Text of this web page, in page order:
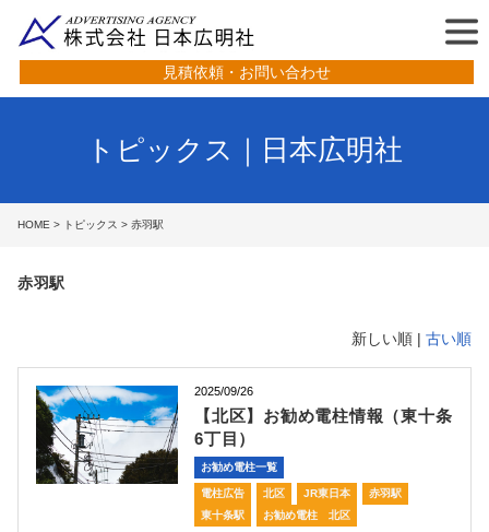
見積依頼・お問い合わせ
トピックス｜日本広明社
HOME > トピックス > 赤羽駅
赤羽駅
新しい順 | 古い順
2025/09/26
【北区】お勧め電柱情報（東十条
6丁目）
お勧め電柱一覧
電柱広告 北区 JR東日本
赤羽駅
東十条駅
お勧め電柱 北区